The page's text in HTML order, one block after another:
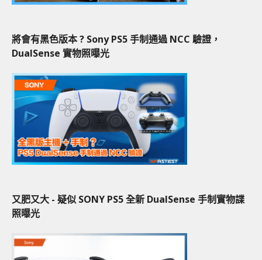
將會有黑色版本 ? Sony PS5 手制通過 NCC 驗證，
DualSense 實物照曝光
又肥又大 - 疑似 SONY PS5 全新 DualSense 手制實物諜
照曝光